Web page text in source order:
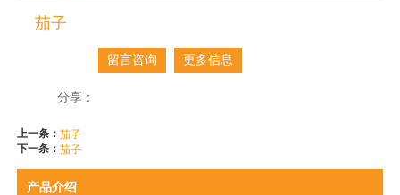
茄子
留言咨询 更多信息
分享：
上一条：茄子
下一条：茄子
产品介绍